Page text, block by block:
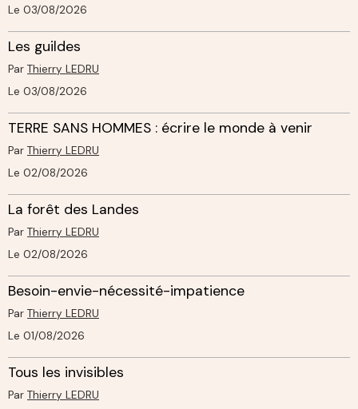
Le 03/08/2026
Les guildes
Par Thierry LEDRU
Le 03/08/2026
TERRE SANS HOMMES : écrire le monde à venir
Par Thierry LEDRU
Le 02/08/2026
La forêt des Landes
Par Thierry LEDRU
Le 02/08/2026
Besoin-envie-nécessité-impatience
Par Thierry LEDRU
Le 01/08/2026
Tous les invisibles
Par Thierry LEDRU